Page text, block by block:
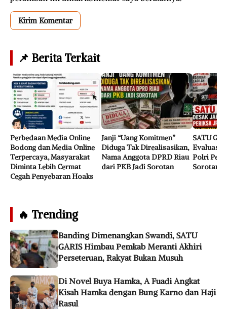
📌 Berita Terkait
Perbedaan Media Online
Bodong dan Media Online
Terpercaya, Masyarakat
Diminta Lebih Cermat
Cegah Penyebaran Hoaks
Janji “Uang Komitmen”
Diduga Tak Direalisasikan,
Nama Anggota DPRD Riau
dari PKB Jadi Sorotan
SATU
Evaluasi
Polri
Sorotan
🔥 Trending
Banding Dimenangkan Swandi, SATU
GARIS Himbau Pemkab Meranti Akhiri
Perseteruan, Rakyat Bukan Musuh
Di Novel Buya Hamka, A Fuadi Angkat
Kisah Hamka dengan Bung Karno dan Haji
Rasul